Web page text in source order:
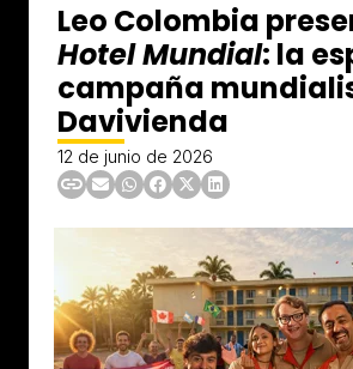
Leo Colombia
Hotel Mundial: la
campaña
Davivienda
12 de junio de 2026